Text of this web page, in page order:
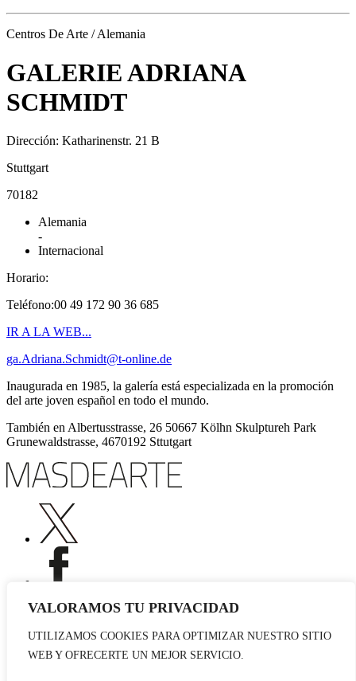
VALORAMOS TU PRIVACIDAD
UTILIZAMOS COOKIES PARA OPTIMIZAR NUESTRO SITIO
WEB Y OFRECERTE UN MEJOR SERVICIO.
Centros De Arte / Alemania
GALERIE ADRIANA
SCHMIDT
Dirección: Katharinenstr. 21 B
Stuttgart
70182
Alemania
-
Internacional
Horario:
Teléfono:00 49 172 90 36 685
IR A LA WEB...
ga.Adriana.Schmidt@t-online.de
Inaugurada en 1985, la galería está especializada en la promoción
del arte joven español en todo el mundo.
También en Albertusstrasse, 26 50667 Kölhn Skulptureh Park
Grunewaldstrasse, 4670192 Sttutgart
Publicidad